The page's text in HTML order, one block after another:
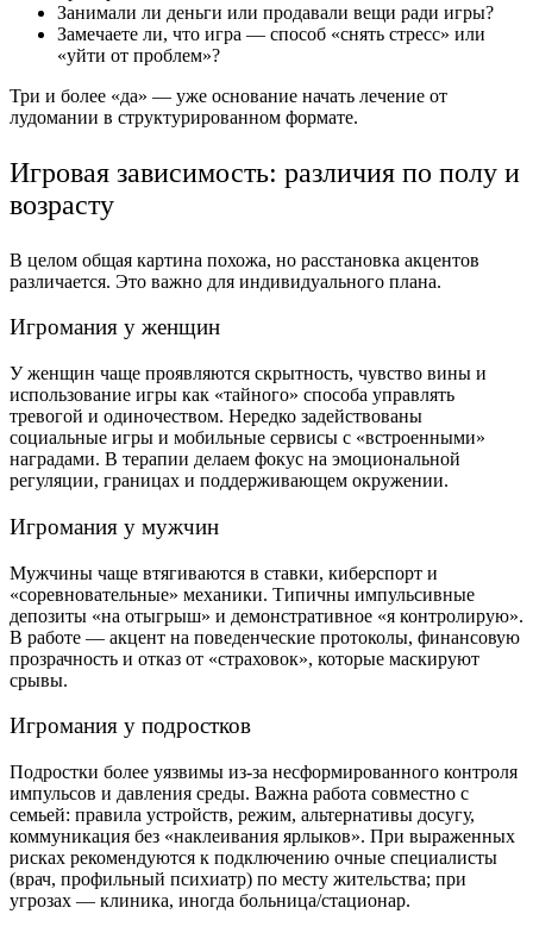
Занимали ли деньги или продавали вещи ради игры?
Замечаете ли, что игра — способ «снять стресс» или
«уйти от проблем»?
Три и более «да» — уже основание начать лечение от
лудомании в структурированном формате.
Игровая зависимость: различия по полу и
возрасту
В целом общая картина похожа, но расстановка акцентов
различается. Это важно для индивидуального плана.
Игромания у женщин
У женщин чаще проявляются скрытность, чувство вины и
использование игры как «тайного» способа управлять
тревогой и одиночеством. Нередко задействованы
социальные игры и мобильные сервисы с «встроенными»
наградами. В терапии делаем фокус на эмоциональной
регуляции, границах и поддерживающем окружении.
Игромания у мужчин
Мужчины чаще втягиваются в ставки, киберспорт и
«соревновательные» механики. Типичны импульсивные
депозиты «на отыгрыш» и демонстративное «я контролирую».
В работе — акцент на поведенческие протоколы, финансовую
прозрачность и отказ от «страховок», которые маскируют
срывы.
Игромания у подростков
Подростки более уязвимы из-за несформированного контроля
импульсов и давления среды. Важна работа совместно с
семьей: правила устройств, режим, альтернативы досугу,
коммуникация без «наклеивания ярлыков». При выраженных
рисках рекомендуются к подключению очные специалисты
(врач, профильный психиатр) по месту жительства; при
угрозах — клиника, иногда больница/стационар.